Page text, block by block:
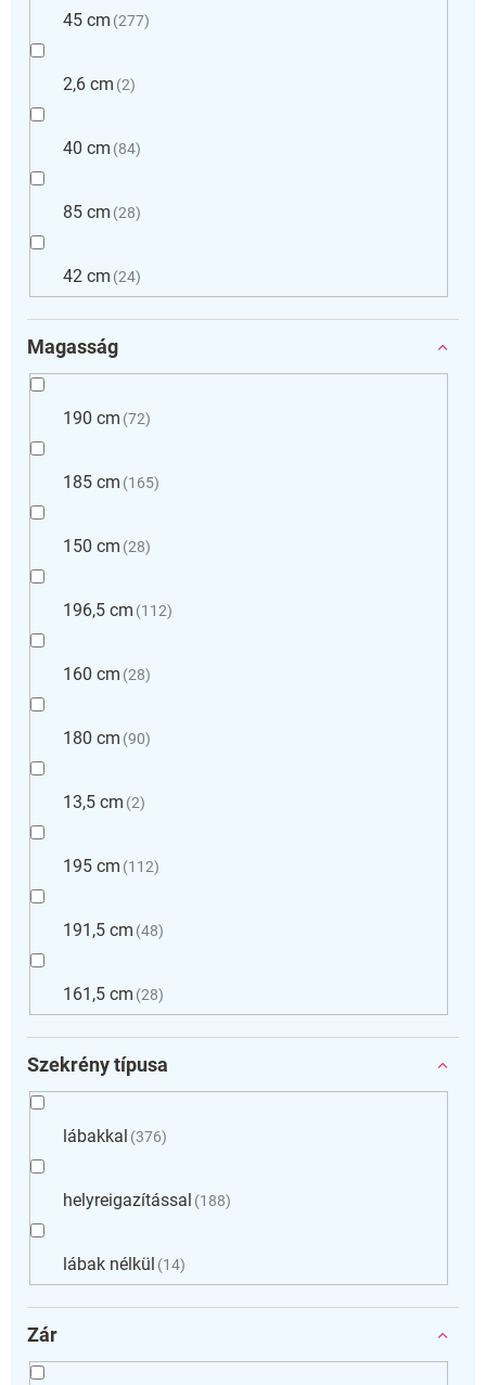
45 cm 277
2,6 cm 2
40 cm 84
85 cm 28
42 cm 24
Magasság
190 cm 72
185 cm 165
150 cm 28
196,5 cm 112
160 cm 28
180 cm 90
13,5 cm 2
195 cm 112
191,5 cm 48
161,5 cm 28
Szekrény típusa
lábakkal 376
helyreigazítással 188
lábak nélkül 14
Zár